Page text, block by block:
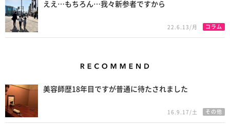
ええ…もちろん…我々新参者ですから
22.6.13/月 コラム
美容師歴18年目ですが普通に待たされました
16.9.17/土 その他